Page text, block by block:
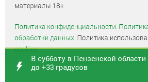
материалы 18+
Политика конфиденциальности.
обработки данных. Политика
cookies
В субботу в Пензенской
до +33 градусов